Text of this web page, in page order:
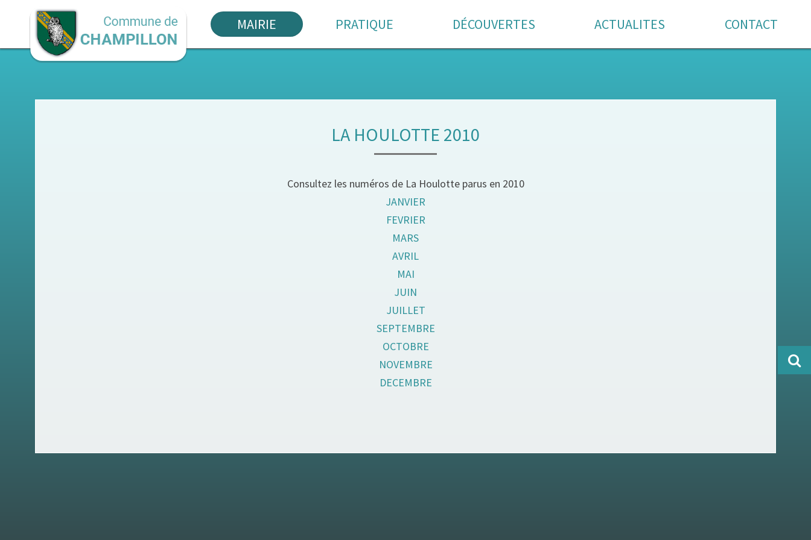
MAIRIE PRATIQUE DÉCOUVERTES ACTUALITES CONTACT
LA HOULOTTE 2010
Consultez les numéros de La Houlotte parus en 2010
JANVIER
FEVRIER
MARS
AVRIL
MAI
JUIN
JUILLET
SEPTEMBRE
OCTOBRE
NOVEMBRE
DECEMBRE